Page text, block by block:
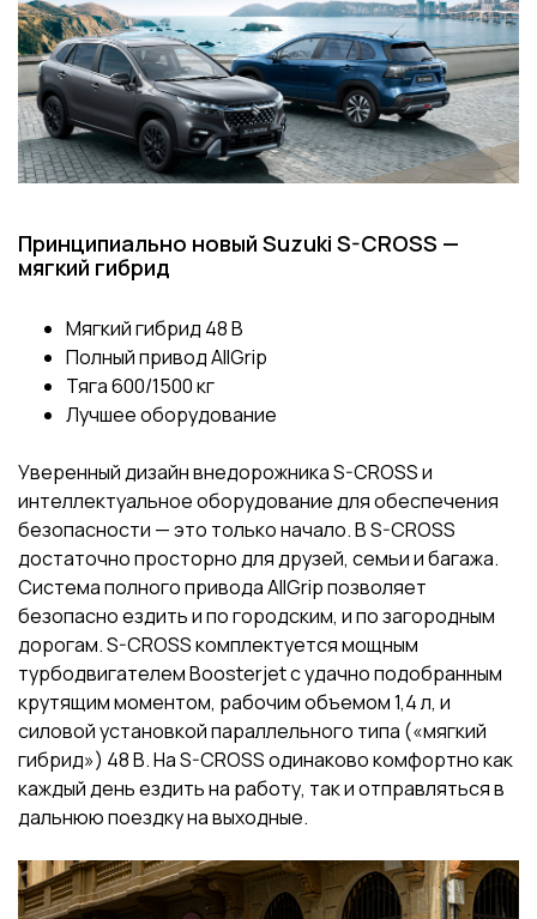
Принципиально новый Suzuki S-CROSS —
мягкий гибрид
Мягкий гибрид 48 В
Полный привод AllGrip
Тяга 600/1500 кг
Лучшее оборудование
Уверенный дизайн внедорожника S-CROSS и
интеллектуальное оборудование для обеспечения
безопасности — это только начало. В S-CROSS
достаточно просторно для друзей, семьи и багажа.
Система полного привода AllGrip позволяет
безопасно ездить и по городским, и по загородным
дорогам. S-CROSS комплектуется мощным
турбодвигателем Boosterjet с удачно подобранным
крутящим моментом, рабочим объемом 1,4 л, и
силовой установкой параллельного типа («мягкий
гибрид») 48 В. На S-CROSS одинаково комфортно как
каждый день ездить на работу, так и отправляться в
дальнюю поездку на выходные.